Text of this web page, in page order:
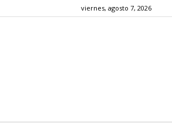
viernes, agosto 7, 2026